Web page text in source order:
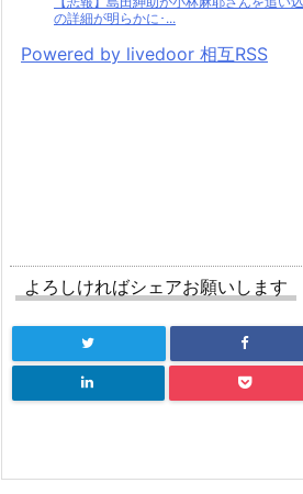
の詳細が明らかに･...
Powered by livedoor 相互RSS
よろしければシェアお願いします